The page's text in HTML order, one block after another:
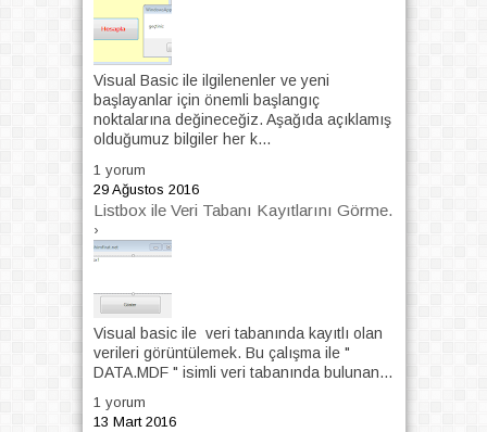
Visual Basic ile ilgilenenler ve yeni
başlayanlar için önemli başlangıç
noktalarına değineceğiz. Aşağıda açıklamış
olduğumuz bilgiler her k...
1 yorum
29 Ağustos 2016
Listbox ile Veri Tabanı Kayıtlarını Görme.
›
Visual basic ile veri tabanında kayıtlı olan
verileri görüntülemek. Bu çalışma ile "
DATA.MDF " isimli veri tabanında bulunan...
1 yorum
13 Mart 2016